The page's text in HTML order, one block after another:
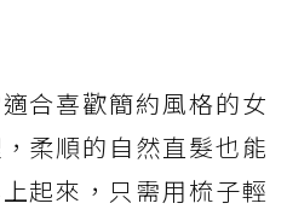
合喜歡簡約風格的女
柔順的自然直髮也能
起來，只需用梳子輕